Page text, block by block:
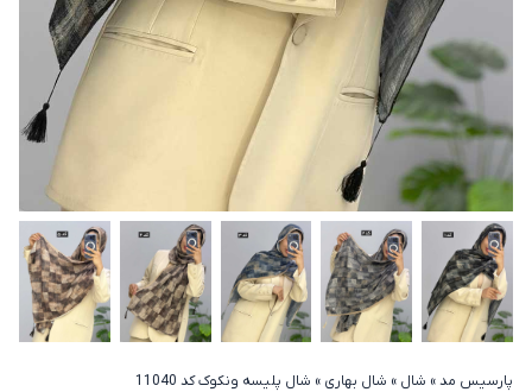
پارسیس مد» شال » شال بهاری » شال پلیسه ونکوک کد 11040